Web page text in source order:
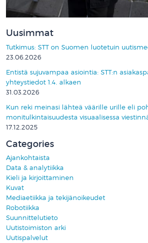
Uusimmat
Tutkimus: STT on Suomen luotetuin
23.06.2026
Entistä sujuvampaa asiointia: STT:n
yhteystiedot 1.4. alkaen
31.03.2026
Kun reki meinasi lähteä väärille urille eli
monitulkintaisuudesta visuaalisessa
17.12.2025
Categories
Ajankohtaista
Data & analytiikka
Kieli ja kirjoittaminen
Kuvat
Mediaetiikka ja tekijänoikeudet
Robotiikka
Suunnittelutieto
Uutistoimiston arki
Uutispalvelut